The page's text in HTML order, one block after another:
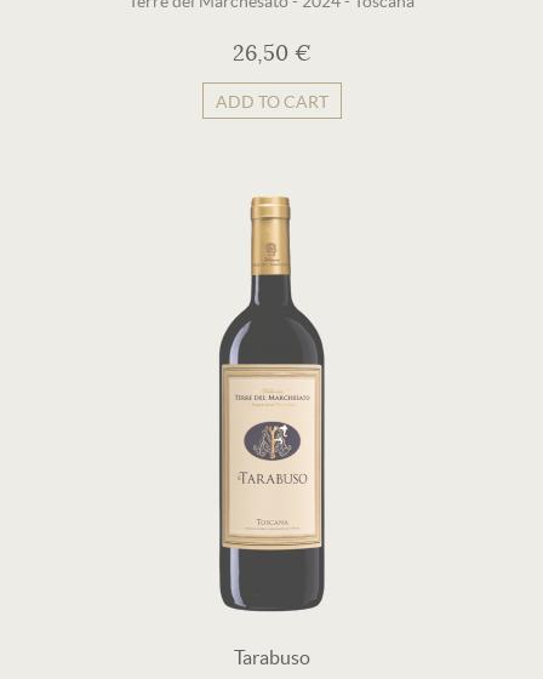
26,50 €
ADD TO CART
Tarabuso